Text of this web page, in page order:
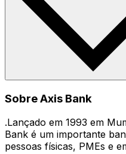
Sobre Axis Bank
.Lançado em 1993 em
Bank é um importante
pessoas físicas, PMEs e